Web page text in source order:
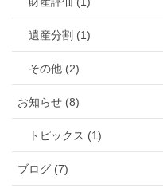
遺産分割 (1)
その他 (2)
お知らせ (8)
トピックス (1)
ブログ (7)